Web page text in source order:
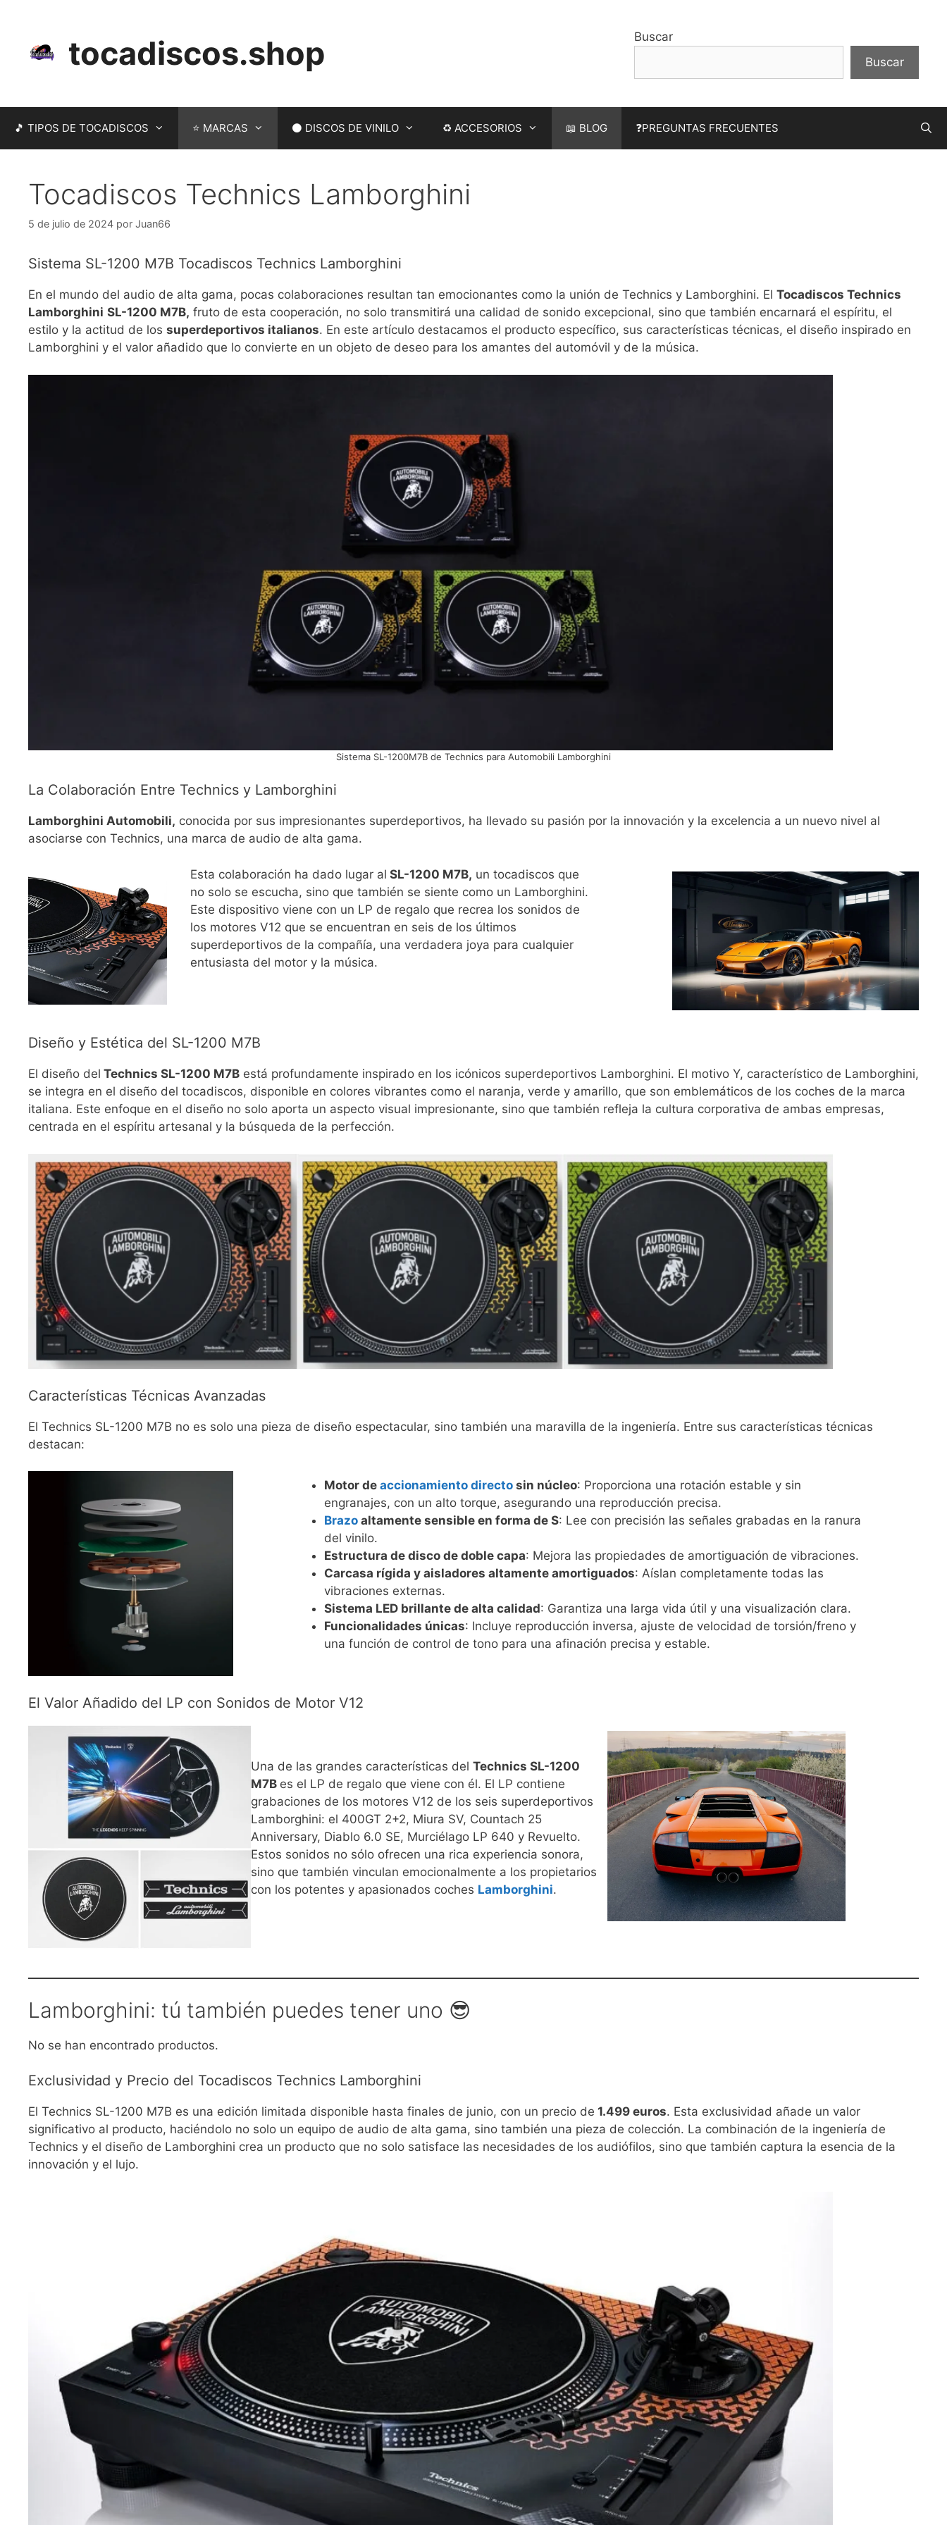
contenido
tocadiscos.shop
Buscar
Buscar
🎵 TIPOS DE TOCADISCOS ⭐ MARCAS ⚫ DISCOS DE VINILO ♻ ACCESORIOS 📖 BLOG ❓PREGUNTAS FRECUENTES
Tocadiscos Technics Lamborghini
5 de julio de 2024 por Juan66
Sistema SL-1200 M7B Tocadiscos Technics Lamborghini
En el mundo del audio de alta gama, pocas colaboraciones resultan tan emocionantes como la unión de Technics y Lamborghini. El Tocadiscos Technics
Lamborghini SL-1200 M7B, fruto de esta cooperación, no solo transmitirá una calidad de sonido excepcional, sino que también encarnará el espíritu, el
estilo y la actitud de los superdeportivos italianos. En este artículo destacamos el producto específico, sus características técnicas, el diseño inspirado en
Lamborghini y el valor añadido que lo convierte en un objeto de deseo para los amantes del automóvil y de la música.
Sistema SL-1200M7B de Technics para Automobili Lamborghini
La Colaboración Entre Technics y Lamborghini
Lamborghini Automobili, conocida por sus impresionantes superdeportivos, ha llevado su pasión por la innovación y la excelencia a un nuevo nivel al
asociarse con Technics, una marca de audio de alta gama.
Esta colaboración ha dado lugar al SL-1200 M7B, un tocadiscos que
no solo se escucha, sino que también se siente como un Lamborghini.
Este dispositivo viene con un LP de regalo que recrea los sonidos de
los motores V12 que se encuentran en seis de los últimos
superdeportivos de la compañía, una verdadera joya para cualquier
entusiasta del motor y la música.
Diseño y Estética del SL-1200 M7B
El diseño del Technics SL-1200 M7B está profundamente inspirado en los icónicos superdeportivos Lamborghini. El motivo Y, característico de Lamborghini,
se integra en el diseño del tocadiscos, disponible en colores vibrantes como el naranja, verde y amarillo, que son emblemáticos de los coches de la marca
italiana. Este enfoque en el diseño no solo aporta un aspecto visual impresionante, sino que también refleja la cultura corporativa de ambas empresas,
centrada en el espíritu artesanal y la búsqueda de la perfección.
Características Técnicas Avanzadas
El Technics SL-1200 M7B no es solo una pieza de diseño espectacular, sino también una maravilla de la ingeniería. Entre sus características técnicas
destacan:
Motor deaccionamiento directosin núcleo: Proporciona una rotación estable y sin
engranajes, con un alto torque, asegurando una reproducción precisa.
Brazoaltamente sensible en forma de S: Lee con precisión las señales grabadas en la ranura
del vinilo.
Estructura de disco de doble capa: Mejora las propiedades de amortiguación de vibraciones.
Carcasa rígida y aisladores altamente amortiguados: Aíslan completamente todas las
vibraciones externas.
Sistema LED brillante de alta calidad: Garantiza una larga vida útil y una visualización clara.
Funcionalidades únicas: Incluye reproducción inversa, ajuste de velocidad de torsión/freno y
una función de control de tono para una afinación precisa y estable.
El Valor Añadido del LP con Sonidos de Motor V12
Una de las grandes características del Technics SL-1200
M7B es el LP de regalo que viene con él. El LP contiene
grabaciones de los motores V12 de los seis superdeportivos
Lamborghini: el 400GT 2+2, Miura SV, Countach 25
Anniversary, Diablo 6.0 SE, Murciélago LP 640 y Revuelto.
Estos sonidos no sólo ofrecen una rica experiencia sonora,
sino que también vinculan emocionalmente a los propietarios
con los potentes y apasionados coches Lamborghini.
Lamborghini: tú también puedes tener uno 😎
No se han encontrado productos.
Exclusividad y Precio del Tocadiscos Technics Lamborghini
El Technics SL-1200 M7B es una edición limitada disponible hasta finales de junio, con un precio de 1.499 euros. Esta exclusividad añade un valor
significativo al producto, haciéndolo no solo un equipo de audio de alta gama, sino también una pieza de colección. La combinación de la ingeniería de
Technics y el diseño de Lamborghini crea un producto que no solo satisface las necesidades de los audiófilos, sino que también captura la esencia de la
innovación y el lujo.